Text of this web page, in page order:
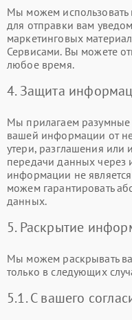
Мы можем
для отправки вам
маркетинговых
Сервисами. Вы можете
любое время.
4. Защита
Мы прилагаем
вашей информации от
утери, разглашения
передачи данных через
информации не
можем гарантировать
данных.
5. Раскрытие
Мы можем раскрывать
только в следующих
5.1. С вашего